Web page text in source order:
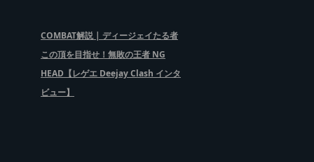
COMBAT解説 | ディージェイたる者
この頂を目指せ！無敗の王者 NG
HEAD【レゲエ Deejay Clash インタ
ビュー】